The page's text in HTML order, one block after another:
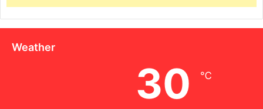
Weather
30 ℃